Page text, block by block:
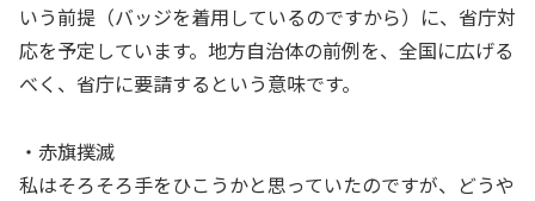
いう前提（バッジを着用しているのですから）に、省庁対
応を予定しています。地方自治体の前例を、全国に広げる
べく、省庁に要請するという意味です。
・赤旗撲滅
私はそろそろ手をひこうかと思っていたのですが、どうや